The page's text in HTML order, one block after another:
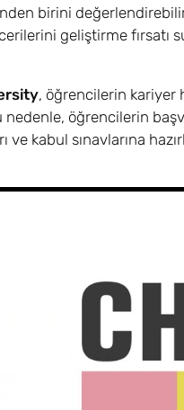
birini
geliştirme fırsatı
, öğrencilerin kariyer
öğrencilerin
ve kabul sınavlarına